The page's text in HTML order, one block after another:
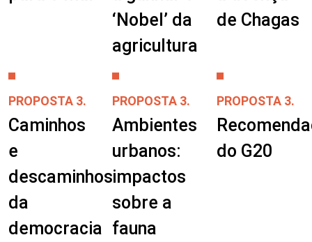
‘Nobel’ da
agricultura
de Chagas
PROPOSTA 3.
Caminhos
e
descaminhos
da
democracia
PROPOSTA 3.
Ambientes
urbanos:
impactos
sobre a
fauna
PROPOSTA 3.
do G20